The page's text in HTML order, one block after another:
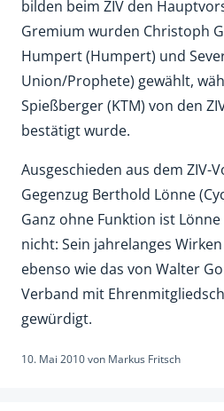
bilden beim ZIV den
Gremium wurden Christoph
Humpert (Humpert) und
Union/Prophete) gewählt,
Spießberger (KTM) von den
bestätigt wurde.
Ausgeschieden aus dem ZIV-
Gegenzug Berthold Lönne
Ganz ohne Funktion ist
nicht: Sein jahrelanges
ebenso wie das von Walter
Verband mit
gewürdigt.
10. Mai 2010von Markus Fritsch